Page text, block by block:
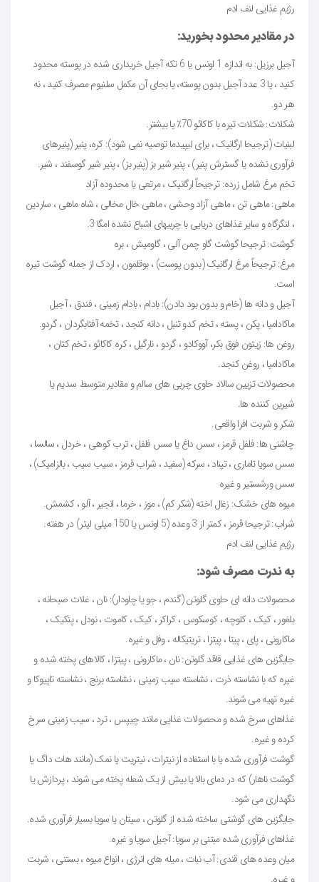
رژیم غذایی لنف ادم
در مقادیر محدود بخورید:
آجیل برزیل: به اندازه 1 اونس یا 6 تکه آجیل خریداری شده در پوسته محدود
کنید ، یا 3 عدد آجیل بدون پوسته، یا بجای آن مکمل سلنیوم مصرف کنید ، نه
هر دو.
شکلات: شکلات تیره با کاکائو 70٪ یا بیشتر.
لبنیات (ترجیحا ارگانیک ، برای لیپیدما توصیه نمی شود): کره، پنیر (پنیرهای
فرآوری نشده یا گسترش پنیر) ، پنیر شیر بز (پنیر بز) ، پنیر شیر گوسفند ، شیر.
تخم مرغ شامل زرده: ترجیحاً ارگانیک ، مرتعی یا محدوده آزاد
ماهی: ماهی تن ، ماهی آزاد وحشی ، ماهی خال مخالی ، شاه ماهی ، ساردین
، لنگرگاه و سایر غذاهای دریایی با چربیهای اشباع نشده امگا 3.
گوشت: ترجیحا گوشت گاو چمن آلی ، گاومیش ، بره
مرغ: ترجیحاً مرغ ارگانیک (بدون پوست) ، بوقلمون ، اردک از جمله گوشت تیره
است.
آجیل و دانه ها (خام و بدون بود دادن): بادام ، بادام زمینی ، فندق ، آجیل
ماکادامیا ، پکن ، پسته ، تخم کدو تنبل ، دانه کنجد ، تخمه آفتابگردان ، گردو.
روغن ها: زیتون فوق بکر، آووکادو ، گردو ، نارگیل ، کره کاکائو ، تخم کتان ،
ماکادامیا ، روغن کنجد.
محصولات تزیین سالاد حاوی چربی های سالم و مقادیر متوسط سدیم یا
شیرین کننده ها.
شکر و شربت افرا واقعی.
چاشنی ها: فلفل قرمز ، سس داغ یا سس فلفل ، ترب کوهی ، خردل ، سالسا ،
سس سویا تاماری ، تپناد ، سرکه (سفید ، شراب قرمز ، سیب سیب ، بالزامیک) ،
سس ورشستیر و غیره
میوه های خشک: زغال اخته (شکر کم) ، موز ، خرما ، انجیر ، آلو ، کشمش.
شراب: ترجیحا قرمز ، کمتر از 3 وعده (5 اونس یا 150 میلی لیتر) در هفته.
رژیم غذایی لنف ادم
به ندرت مصرف شود:
محصولات دانه ای حاوی گلوتن (گندم ، جو یا چاودار): نان ، غلات صبحانه ،
بلغور ، کیک ، کلوچه ، کوسکوس ، کراکر ، کیک ، کاموت ، نودل ، پنکیک ،
ماکارونی ، پای ، پیتا ، پیتزا ، تریتیکاله ، وفل و غیره.
جایگزین های غذایی فاقد گلوتن: نان ، ماکارونی ، پیتزا ، کالاهای پخته شده و
غیره که با نشاسته ذرت ، نشاسته سیب زمینی ، نشاسته برنج ، نشاسته تاپیوکا و
غیره تهیه می شوند.
غذاهای سرخ شده و محصولات غذایی مانند چیپس ، ترد ، سیب زمینی سرخ
کرده و غیره.
گوشت فرآوری شده یا با استفاده از نیترات ، نیتریت یا نمک (مانند هات داگ یا
گوشت ناهار) که در دمای بالا یا بیش از یک شعله پخته می شوند ، پردازش یا
نگهداری می شود.
جایگزین های گوشتی ساخته شده از گلوتن ، سیتان یا سویا بسیار فرآوری شده.
غذاهای فرآوری شده مبتنی بر سویا: آجیل سویا و غیره.
میان وعده های قندی: آب نبات ، میله های انرژی ، انواع میوه ، بستنی ، شربت